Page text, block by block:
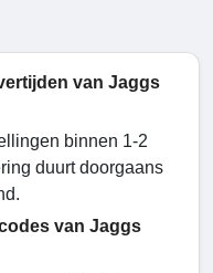
van Jaggs
binnen 1-2
duurt doorgaans
van Jaggs